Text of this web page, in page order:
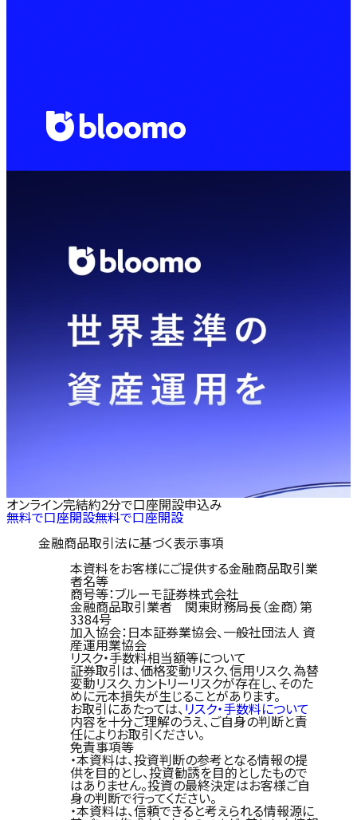
オンライン完結約2分で口座開設申込み
無料で口座開設無料で口座開設
金融商品取引法に基づく表示事項
本資料をお客様にご提供する金融商品取引業
者名等
商号等：ブルーモ証券株式会社
金融商品取引業者 関東財務局長（金商）第
3384号
加入協会：日本証券業協会、一般社団法人 資
産運用業協会
リスク・手数料相当額等について
証券取引は、価格変動リスク、信用リスク、為替
変動リスク、カントリーリスクが存在し、そのた
めに元本損失が生じることがあります。
お取引にあたっては、リスク・手数料について
内容を十分ご理解のうえ、ご自身の判断と責
任によりお取引ください。
免責事項等
・本資料は、投資判断の参考となる情報の提
供を目的とし、投資勧誘を目的としたもので
はありません。投資の最終決定はお客様ご自
身の判断で行ってください。
・本資料は、信頼できると考えられる情報源に